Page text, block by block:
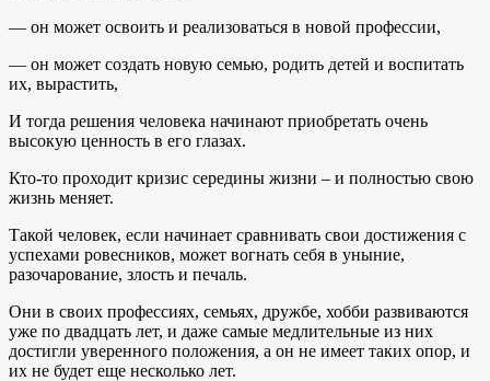
— он может освоить и реализоваться в новой профессии,
— он может создать новую семью, родить детей и воспитать
их, вырастить,
И тогда решения человека начинают приобретать очень
высокую ценность в его глазах.
Кто-то проходит кризис середины жизни – и полностью свою
жизнь меняет.
Такой человек, если начинает сравнивать свои достижения с
успехами ровесников, может вогнать себя в уныние,
разочарование, злость и печаль.
Они в своих профессиях, семьях, дружбе, хобби развиваются
уже по двадцать лет, и даже самые медлительные из них
достигли уверенного положения, а он не имеет таких опор, и
их не будет еще несколько лет.